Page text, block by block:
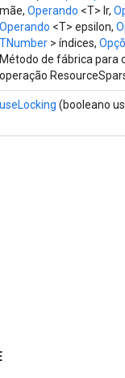
mãe, Operando <T> lr,
Operando <T> epsilon,
TNumber > índices,
Método de fábrica para
operação
useLocking (booleano